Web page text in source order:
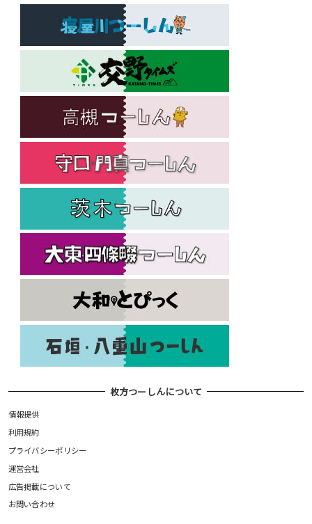
枚方つーしんについて
情報提供
利用規約
プライバシーポリシー
運営会社
広告掲載について
お問い合わせ